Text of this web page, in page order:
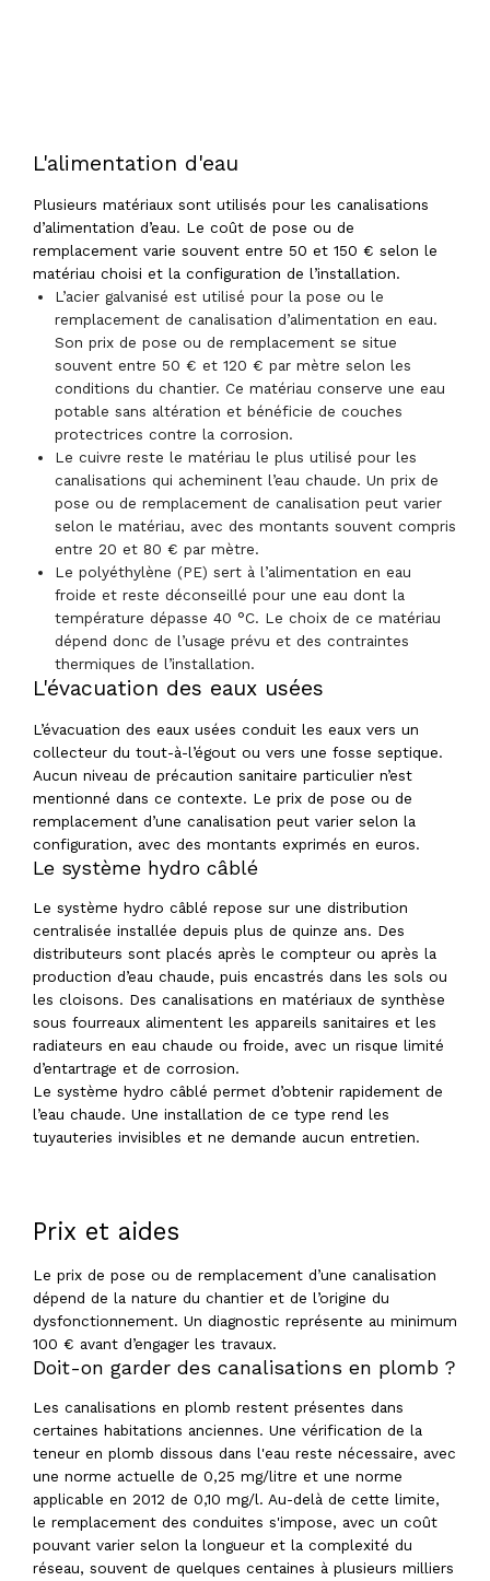
L'alimentation d'eau
Plusieurs matériaux sont utilisés pour les canalisations
d’alimentation d’eau. Le coût de pose ou de
remplacement varie souvent entre 50 et 150 € selon le
matériau choisi et la configuration de l’installation.
L’acier galvanisé est utilisé pour la pose ou le
remplacement de canalisation d’alimentation en eau.
Son prix de pose ou de remplacement se situe
souvent entre 50 € et 120 € par mètre selon les
conditions du chantier. Ce matériau conserve une eau
potable sans altération et bénéficie de couches
protectrices contre la corrosion.
Le cuivre reste le matériau le plus utilisé pour les
canalisations qui acheminent l’eau chaude. Un prix de
pose ou de remplacement de canalisation peut varier
selon le matériau, avec des montants souvent compris
entre 20 et 80 € par mètre.
Le polyéthylène (PE) sert à l’alimentation en eau
froide et reste déconseillé pour une eau dont la
température dépasse 40 °C. Le choix de ce matériau
dépend donc de l’usage prévu et des contraintes
thermiques de l’installation.
L'évacuation des eaux usées
L’évacuation des eaux usées conduit les eaux vers un
collecteur du tout-à-l’égout ou vers une fosse septique.
Aucun niveau de précaution sanitaire particulier n’est
mentionné dans ce contexte. Le prix de pose ou de
remplacement d’une canalisation peut varier selon la
configuration, avec des montants exprimés en euros.
Le système hydro câblé
Le système hydro câblé repose sur une distribution
centralisée installée depuis plus de quinze ans. Des
distributeurs sont placés après le compteur ou après la
production d’eau chaude, puis encastrés dans les sols ou
les cloisons. Des canalisations en matériaux de synthèse
sous fourreaux alimentent les appareils sanitaires et les
radiateurs en eau chaude ou froide, avec un risque limité
d’entartrage et de corrosion.
Le système hydro câblé permet d’obtenir rapidement de
l’eau chaude. Une installation de ce type rend les
tuyauteries invisibles et ne demande aucun entretien.
Prix et aides
Le prix de pose ou de remplacement d’une canalisation
dépend de la nature du chantier et de l’origine du
dysfonctionnement. Un diagnostic représente au minimum
100 € avant d’engager les travaux.
Doit-on garder des canalisations en plomb ?
Les canalisations en plomb restent présentes dans
certaines habitations anciennes. Une vérification de la
teneur en plomb dissous dans l'eau reste nécessaire, avec
une norme actuelle de 0,25 mg/litre et une norme
applicable en 2012 de 0,10 mg/l. Au-delà de cette limite,
le remplacement des conduites s'impose, avec un coût
pouvant varier selon la longueur et la complexité du
réseau, souvent de quelques centaines à plusieurs milliers